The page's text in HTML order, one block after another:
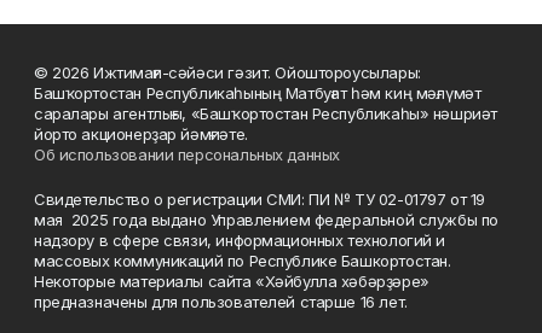
© 2026 Ижтимағи-сәйәси гәзит. Ойоштороусылары:
Башҡортостан Республикаһының Матбуғат һәм киң мәғлүмәт
саралары агентлығы, «Башҡортостан Республикаһы» нәшриәт
йорто акционерҙар йәмғиәте.
Об использовании персональных данных
Свидетельство о регистрации СМИ: ПИ № ТУ 02-01797 от 19
мая 2025 года выдано Управлением федеральной службы по
надзору в сфере связи, информационных технологий и
массовых коммуникаций по Республике Башкортостан.
Некоторые материалы сайта «Хәйбулла хәбәрҙәре»
предназначены для пользователей старше 16 лет.